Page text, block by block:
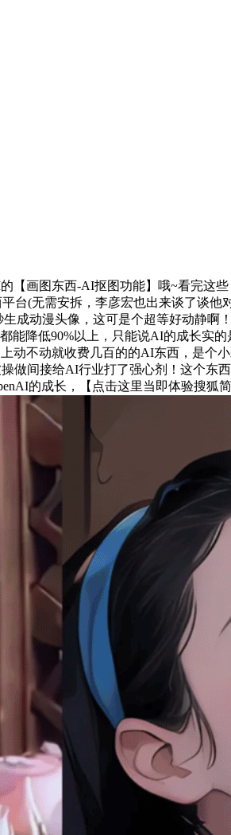
画图东西-AI抠图功能】哦~看完这
台(无需安拆，李彦宏也出来谈了谈
动漫头像，这可是个超等好动静啊
降低90%以上，只能说AI的成长实
动不动就收费几百的的AI东西，是个
间接给AI行业打了强心剂！这个东
的成长，【点击这里当即体验搜狐